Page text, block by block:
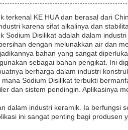
terkenal KE HUA dan berasal dari
karena sifat alkalinya dan
Sodium Disilikat adalah dalam
dengan melunakkan air dan
bahan yang sangat
sebagai bahan pengikat. Ini
berharga dalam industri
Sodium Disilikat terbukti
dan sistem pendingin. Aplikasinya
dalam industri keramik. Ia
ini sangat penting bagi